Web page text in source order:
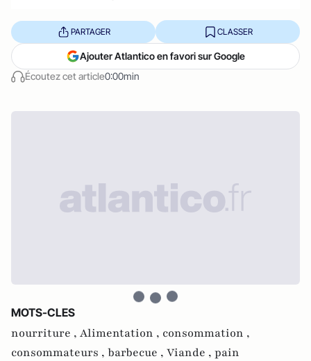
Écoutez cet article0:00min
PARTAGER CLASSER
Ajouter Atlantico en favori sur Google
MOTS-CLES
nourriture , Alimentation , consommation ,
consommateurs , barbecue , Viande , pain